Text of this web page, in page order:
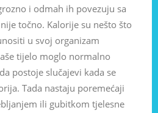
i odmah ih povezuju sa
točno. Kalorije su nešto što
u svoj organizam
tijelo moglo normalno
postoje slučajevi kada se
Tada nastaju poremećaji
ili gubitkom tjelesne